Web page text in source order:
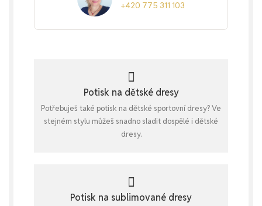
+420 775 311 103
Potisk na dětské dresy
Potřebuješ také potisk na dětské sportovní dresy? Ve
stejném stylu můžeš snadno sladit dospělé i dětské
dresy.
Potisk na sublimované dresy